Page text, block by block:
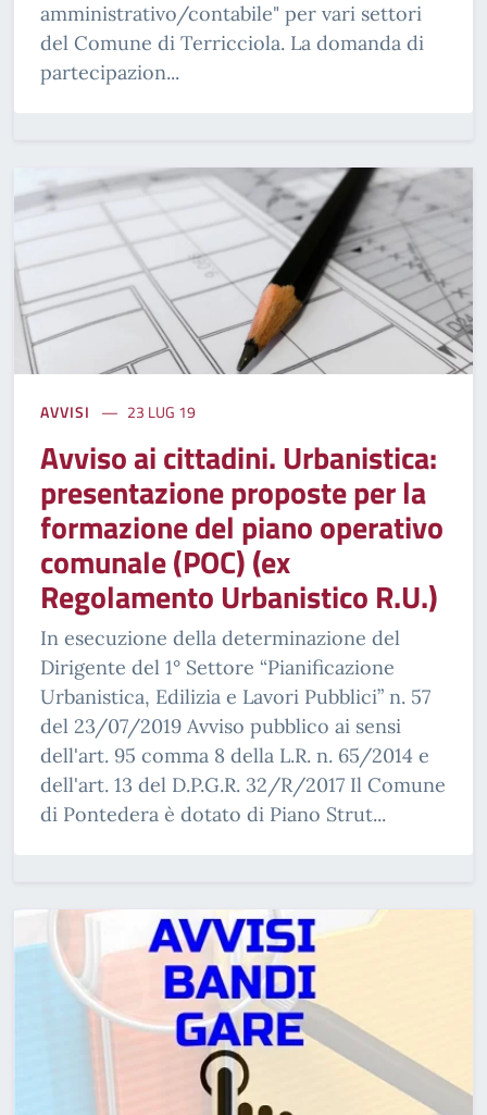
amministrativo/contabile" per vari settori
del Comune di Terricciola. La domanda di
partecipazion...
AVVISI 23 LUG 19
Avviso ai cittadini. Urbanistica:
presentazione proposte per la
formazione del piano operativo
comunale (POC) (ex
Regolamento Urbanistico R.U.)
In esecuzione della determinazione del
Dirigente del 1° Settore “Pianificazione
Urbanistica, Edilizia e Lavori Pubblici” n. 57
del 23/07/2019 Avviso pubblico ai sensi
dell'art. 95 comma 8 della L.R. n. 65/2014 e
dell'art. 13 del D.P.G.R. 32/R/2017 Il Comune
di Pontedera è dotato di Piano Strut...